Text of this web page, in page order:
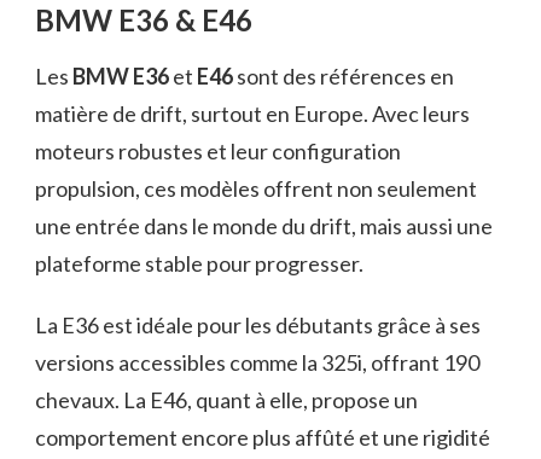
BMW E36 & E46
Les BMW E36et E46sont des références en
matière de drift, surtout en Europe. Avec leurs
moteurs robustes et leur configuration
propulsion, ces modèles offrent non seulement
une entrée dans le monde du drift, mais aussi une
plateforme stable pour progresser.
La E36 est idéale pour les débutants grâce à ses
versions accessibles comme la 325i, offrant 190
chevaux. La E46, quant à elle, propose un
comportement encore plus affûté et une rigidité